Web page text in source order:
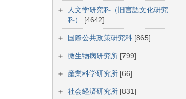
人文学研究科（旧言語文化研究
科） [4642]
国際公共政策研究科 [865]
微生物病研究所 [799]
産業科学研究所 [66]
社会経済研究所 [831]